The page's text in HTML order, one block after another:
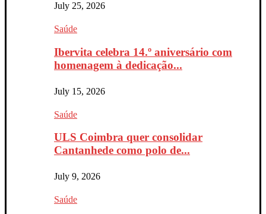
July 25, 2026
Saúde
Ibervita celebra 14.º aniversário com
homenagem à dedicação...
July 15, 2026
Saúde
ULS Coimbra quer consolidar
Cantanhede como polo de...
July 9, 2026
Saúde